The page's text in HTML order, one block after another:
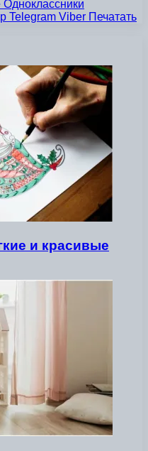
Одноклассники
Telegram Viber Печатать
и красивые